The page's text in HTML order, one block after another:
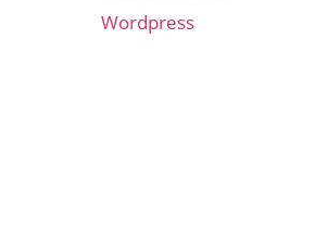
Wordpress